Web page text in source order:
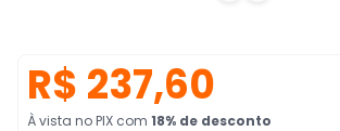
R$ 237,60
À vista no PIX com 18% de desconto